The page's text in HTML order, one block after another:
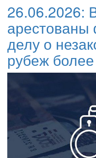
26.06.2026:
арестованы
делу о
рубеж